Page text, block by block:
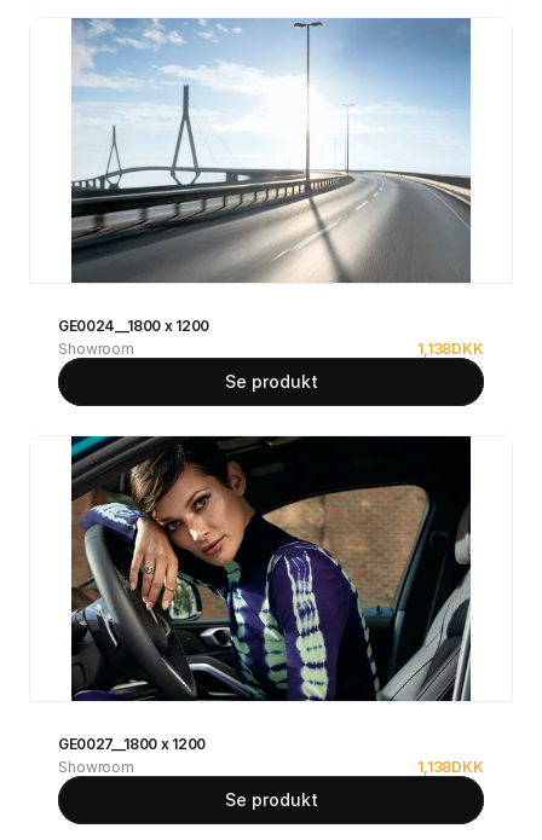
GE0024__1800 x 1200
Showroom
1,138DKK
Se produkt
GE0027__1800 x 1200
Showroom
1,138DKK
Se produkt